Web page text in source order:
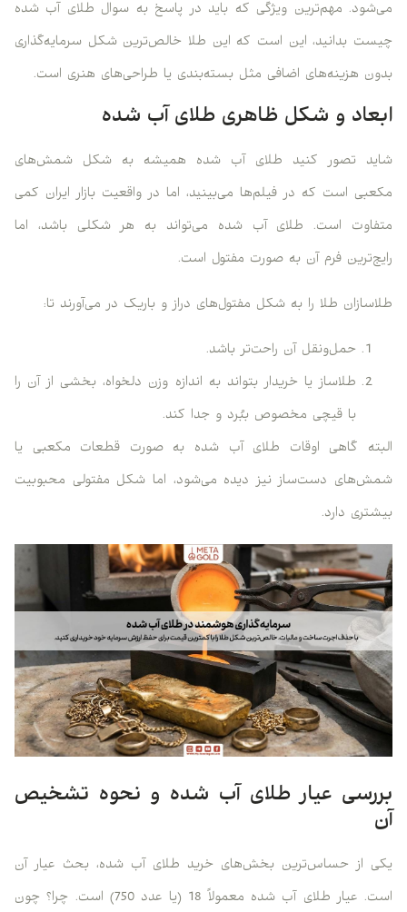
می‌شود. مهم‌ترین ویژگی که باید در پاسخ به سوال طلای آب شده
چیست بدانید، این است که این طلا خالص‌ترین شکل سرمایه‌گذاری
بدون هزینه‌های اضافی مثل بسته‌بندی یا طراحی‌های هنری است.
ابعاد و شکل ظاهری طلای آب شده
شاید تصور کنید طلای آب شده همیشه به شکل شمش‌های
مکعبی است که در فیلم‌ها می‌بینید، اما در واقعیت بازار ایران کمی
متفاوت است. طلای آب شده می‌تواند به هر شکلی باشد، اما
رایج‌ترین فرم آن به صورت مفتول است.
طلاسازان طلا را به شکل مفتول‌های دراز و باریک در می‌آورند تا:
حمل‌ونقل آن راحت‌تر باشد.
طلاساز یا خریدار بتواند به اندازه وزن دلخواه، بخشی از آن را
با قیچی مخصوص ببُرد و جدا کند.
البته گاهی اوقات طلای آب شده به صورت قطعات مکعبی یا
شمش‌های دست‌ساز نیز دیده می‌شود، اما شکل مفتولی محبوبیت
بیشتری دارد.
بررسی عیار طلای آب شده و نحوه تشخیص
آن
یکی از حساس‌ترین بخش‌های خرید طلای آب شده، بحث عیار آن
است. عیار طلای آب شده معمولاً 18 (یا عدد 750) است. چرا؟ چون